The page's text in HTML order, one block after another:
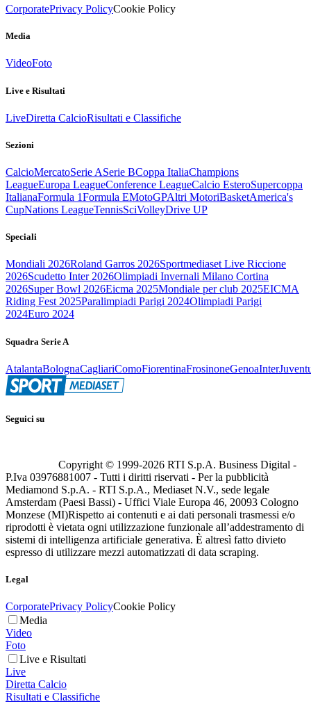
CorporatePrivacy PolicyCookie Policy
Media
VideoFoto
Live e Risultati
LiveDiretta CalcioRisultati e Classifiche
Sezioni
CalcioMercatoSerie ASerie BCoppa ItaliaChampions
LeagueEuropa LeagueConference LeagueCalcio EsteroSupercoppa
ItalianaFormula 1Formula EMotoGPAltri MotoriBasketAmerica's
CupNations LeagueTennisSciVolleyDrive UP
Speciali
Mondiali 2026Roland Garros 2026Sportmediaset Live Riccione
2026Scudetto Inter 2026Olimpiadi Invernali Milano Cortina
2026Super Bowl 2026Eicma 2025Mondiale per club 2025EICMA
Riding Fest 2025Paralimpiadi Parigi 2024Olimpiadi Parigi
2024Euro 2024
Squadra Serie A
AtalantaBolognaCagliariComoFiorentinaFrosinoneGenoaInter
Seguici su
Copyright © 1999-2026 RTI S.p.A. Business Digital -
P.Iva 03976881007 - Tutti i diritti riservati - Per la pubblicità
Mediamond S.p.A. - RTI S.p.A., Mediaset N.V., sede legale
Amsterdam (Paesi Bassi) - Uffici Viale Europa 46, 20093 Cologno
Monzese (MI)Rispetto ai contenuti e ai dati personali trasmessi e/o
riprodotti è vietata ogni utilizzazione funzionale all’addestramento di
sistemi di intelligenza artificiale generativa. È altresì fatto divieto
espresso di utilizzare mezzi automatizzati di data scraping.
Legal
CorporatePrivacy PolicyCookie Policy
Media
Video
Foto
Live e Risultati
Live
Diretta Calcio
Risultati e Classifiche